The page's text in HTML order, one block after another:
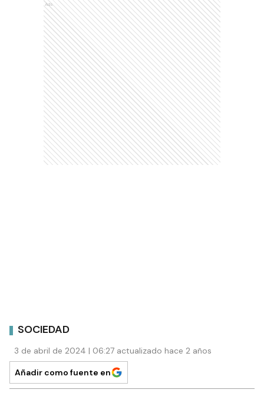
Ads
SOCIEDAD
3 de abril de 2024 | 06:27 actualizado hace 2 años
Añadir como fuente en